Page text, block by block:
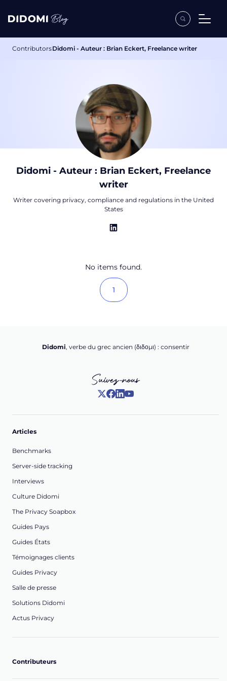
ContributorsDidomi - Auteur : Brian Eckert, Freelance writer
Didomi - Auteur : Brian Eckert, Freelance
writer
Writer covering privacy, compliance and regulations in the United
States
No items found.
1
Didomi, verbe du grec ancien (δ‌‌ιδο‌μι) : consentir
Suivez-nous
Articles
Benchmarks
Server-side tracking
Interviews
Culture Didomi
The Privacy Soapbox
Guides Pays
Guides États
Témoignages clients
Guides Privacy
Salle de presse
Solutions Didomi
Actus Privacy
Contributeurs